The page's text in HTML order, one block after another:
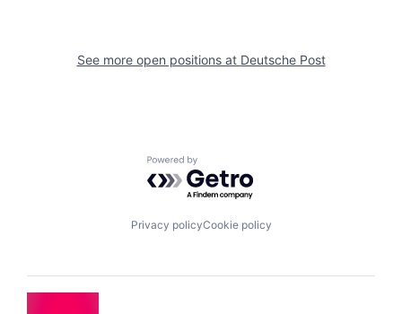
See more open positions at Deutsche Post
Powered by Getro.com
Privacy policyCookie policy